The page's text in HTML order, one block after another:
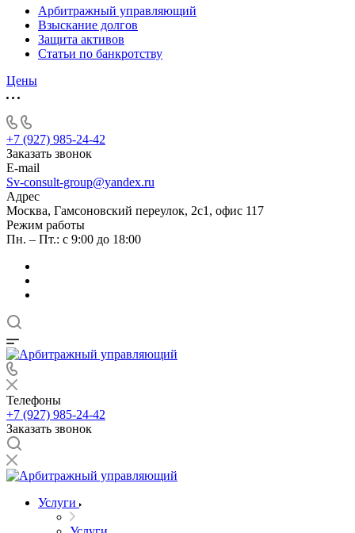
Арбитражный управляющий
Взыскание долгов
Защита активов
Статьи по банкротству
Цены
+7 (927) 985-24-42
Заказать звонок
E-mail
Sv-consult-group@yandex.ru
Адрес
Москва, Гамсоновский переулок, 2с1, офис 117
Режим работы
Пн. – Пт.: с 9:00 до 18:00
Телефоны
+7 (927) 985-24-42
Заказать звонок
Услуги